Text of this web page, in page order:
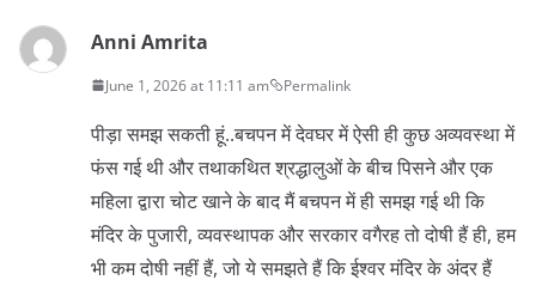
Anni Amrita
June 1, 2026 at 11:11 am Permalink
पीड़ा समझ सकती हूं..बचपन में देवघर में ऐसी ही कुछ अव्यवस्था में
फंस गई थी और तथाकथित श्रद्धालुओं के बीच पिसने और एक
महिला द्वारा चोट खाने के बाद मैं बचपन में ही समझ गई थी कि
मंदिर के पुजारी, व्यवस्थापक और सरकार वगैरह तो दोषी हैं ही, हम
भी कम दोषी नहीं हैं, जो ये समझते हैं कि ईश्वर मंदिर के अंदर हैं